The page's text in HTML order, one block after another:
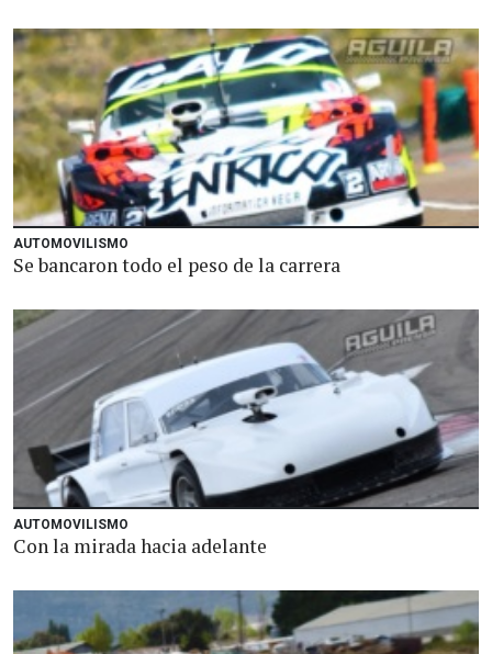
AUTOMOVILISMO
Se bancaron todo el peso de la carrera
AUTOMOVILISMO
Con la mirada hacia adelante